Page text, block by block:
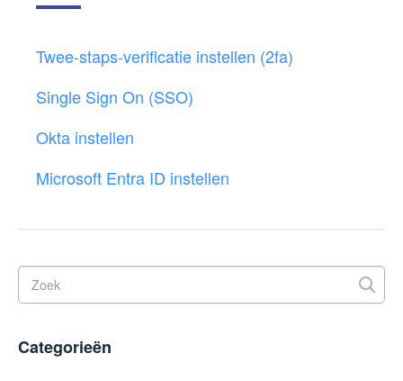
Twee-staps-verificatie instellen (2fa)
Single Sign On (SSO)
Okta instellen
Microsoft Entra ID instellen
Categorieën